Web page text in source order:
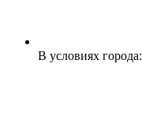
В условиях города: